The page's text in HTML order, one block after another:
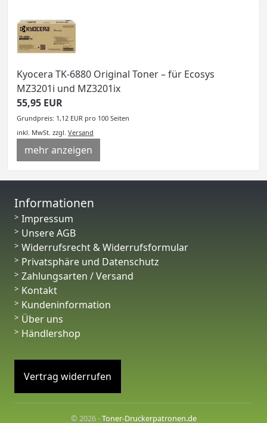
Kyocera TK-6880 Original Toner – für Ecosys
MZ3201i und MZ3201ix
55,95 EUR
Grundpreis: 1,12 EUR pro 100 Seiten
inkl. MwSt. zzgl. Versand
mehr anzeigen
Informationen
Impressum
Unsere AGB
Widerrufsrecht & Widerrufsformular
Privatsphäre und Datenschutz
Zahlungsarten / Versand
Kontakt
Kundeninformation
Über uns
Händlershop
Vertrag widerrufen
© 2026 -Toner-Druckerpatronen.de